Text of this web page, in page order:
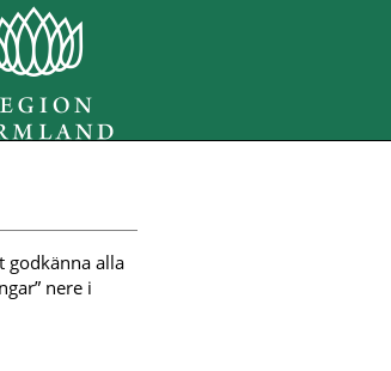
godkänna alla
nere i